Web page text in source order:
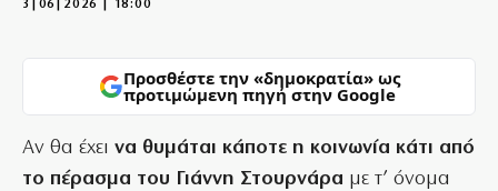
3|06|2026 | 18:00
Προσθέστε την «δημοκρατία» ως
προτιμώμενη πηγή στην Google
Αν θα έχει να θυμάται κάποτε η κοινωνία κάτι από
το πέρασμα του Γιάννη Στουρνάρα με τ’ όνομα